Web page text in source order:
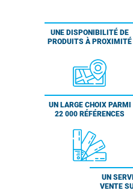
UNE DISPONIBILITÉ DE
PRODUITS À PROXIMITÉ
UN LARGE CHOIX PARMI
22 000 RÉFÉRENCES
UN
VENTE